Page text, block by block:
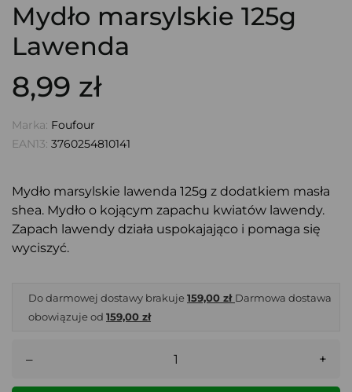
Mydło marsylskie 125g
Lawenda
8,99 zł
Marka: Foufour
EAN13: 3760254810141
Mydło marsylskie lawenda 125g z dodatkiem masła
shea. Mydło o kojącym zapachu kwiatów lawendy.
Zapach lawendy działa uspokajająco i pomaga się
wyciszyć.
Do darmowej dostawy brakuje 159,00 zł Darmowa dostawa
obowiązuje od 159,00 zł
– +